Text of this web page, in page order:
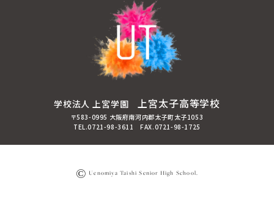
学校法人 上宮学園上宮太子高等学校
〒583-0995 大阪府南河内郡太子町太子1053
TEL.0721-98-3611 FAX.0721-98-1725
© Uenomiya Taishi Senior High School.